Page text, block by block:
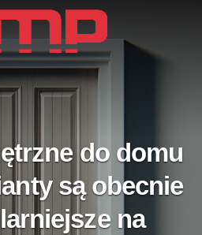
do domu
są obecnie
na